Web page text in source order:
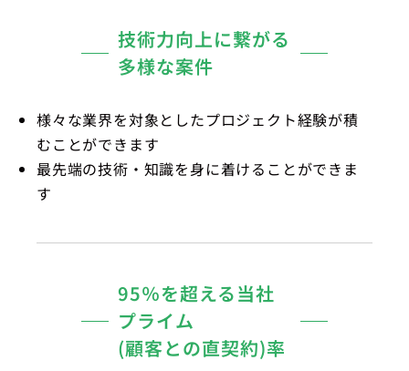
技術力向上に繋がる
多様な案件
様々な業界を対象としたプロジェクト経験が積
むことができます
最先端の技術・知識を身に着けることができま
す
95％を超える当社
プライム
(顧客との直契約)率